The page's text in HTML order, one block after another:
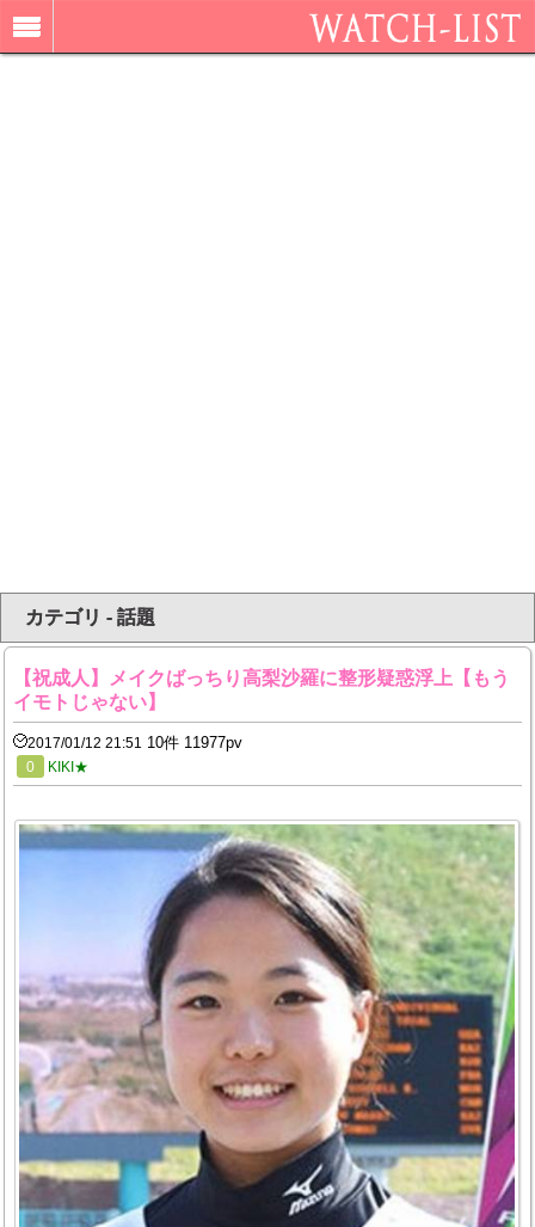
カテゴリ - 話題
【祝成人】メイクばっちり高梨沙羅に整形疑惑浮上【もう
イモトじゃない】
2017/01/12 21:51 10件 11977pv
0 KIKI★